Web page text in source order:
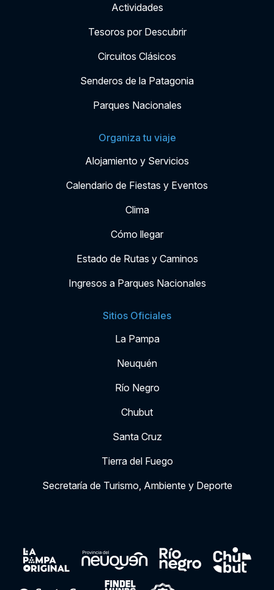
Actividades
Tesoros por Descubrir
Circuitos Clásicos
Senderos de la Patagonia
Parques Nacionales
Organiza tu viaje
Alojamiento y Servicios
Calendario de Fiestas y Eventos
Clima
Cómo llegar
Estado de Rutas y Caminos
Ingresos a Parques Nacionales
Sitios Oficiales
La Pampa
Neuquén
Río Negro
Chubut
Santa Cruz
Tierra del Fuego
Secretaría de Turismo, Ambiente y Deporte